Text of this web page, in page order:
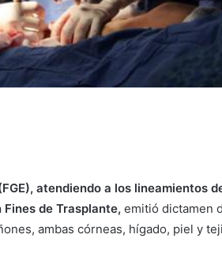
atendiendo a los lineamientos
de Trasplante, emitió dictamen
ambas córneas, hígado, piel y